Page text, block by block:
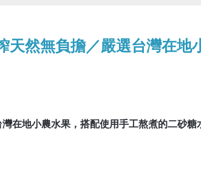
天然無負擔／嚴選台灣在
在地小農水果，搭配使用手工熬煮的二砂